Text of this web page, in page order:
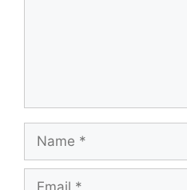
Name
Email